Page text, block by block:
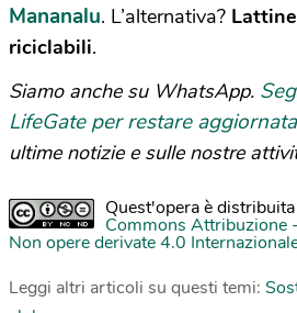
Mananalu. L’alternativa?
riciclabili.
Siamo anche su WhatsApp.
LifeGate per restare
ultime notizie e sulle nostre
Quest'opera è
Commons Attribuzione
Non opere derivate 4.0
Leggi altri articoli su questi temi: